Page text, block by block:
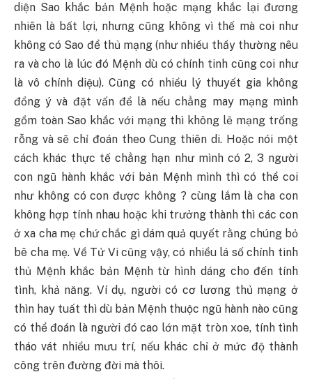
diện Sao khắc bản Mệnh hoặc mạng khắc lại đương
nhiên là bất lợi, nhưng cũng không vì thế mà coi như
không có Sao để thủ mạng (như nhiều thầy thường nêu
ra và cho là lúc đó Mệnh dù có chính tinh cũng coi như
là vô chính diệu). Cũng có nhiều lý thuyết gia không
đồng ý và đặt vấn đề là nếu chẳng may mạng mình
gồm toàn Sao khắc với mạng thì không lẽ mạng trống
rỗng và sẽ chỉ đoán theo Cung thiên di. Hoặc nói một
cách khác thực tế chẳng hạn như mình có 2, 3 người
con ngũ hành khắc với bản Mệnh mình thì có thể coi
như không có con được không ? cùng lắm là cha con
không hợp tính nhau hoặc khi trưởng thành thì các con
ở xa cha mẹ chứ chắc gì dám quả quyết rằng chúng bỏ
bê cha mẹ. Về Tử Vi cũng vậy, có nhiều lá số chính tinh
thủ Mệnh khắc bản Mệnh từ hình dáng cho đến tính
tình, khả năng. Ví dụ, người có cơ lương thủ mạng ở
thìn hay tuất thì dù bản Mệnh thuộc ngũ hành nào cũng
có thể đoán là người đó cao lớn mặt tròn xoe, tính tình
tháo vát nhiều mưu trí, nếu khác chỉ ở mức độ thành
công trên đường đời mà thôi.